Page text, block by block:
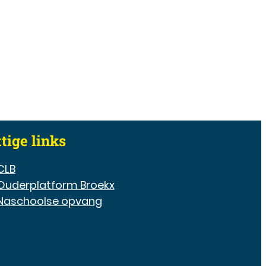
links
Broekx
opvang